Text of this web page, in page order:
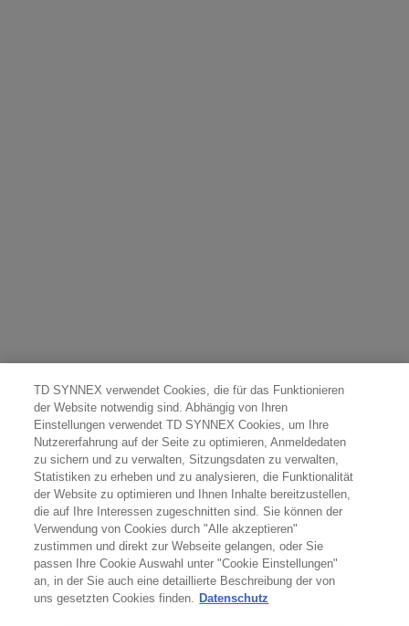
TD SYNNEX verwendet Cookies, die für das Funktionieren
der Website notwendig sind. Abhängig von Ihren
Einstellungen verwendet TD SYNNEX Cookies, um Ihre
Nutzererfahrung auf der Seite zu optimieren, Anmeldedaten
zu sichern und zu verwalten, Sitzungsdaten zu verwalten,
Statistiken zu erheben und zu analysieren, die Funktionalität
der Website zu optimieren und Ihnen Inhalte bereitzustellen,
die auf Ihre Interessen zugeschnitten sind. Sie können der
Verwendung von Cookies durch "Alle akzeptieren"
zustimmen und direkt zur Webseite gelangen, oder Sie
passen Ihre Cookie Auswahl unter "Cookie Einstellungen"
an, in der Sie auch eine detaillierte Beschreibung der von
uns gesetzten Cookies finden. Datenschutz